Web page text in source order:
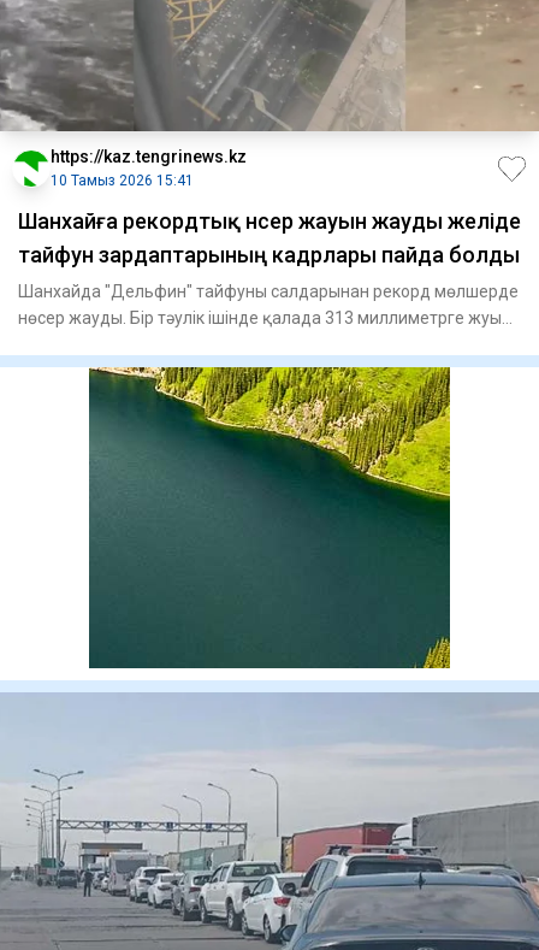
https://kaz.tengrinews.kz
10 Тамыз 2026 15:41
Шанхайға рекордтық нөсер жауын жауды желіде
тайфун зардаптарының кадрлары пайда болды
Шанхайда "Дельфин" тайфуны салдарынан рекорд мөлшерде
нөсер жауды. Бір тәулік ішінде қалада 313 миллиметрге жуық